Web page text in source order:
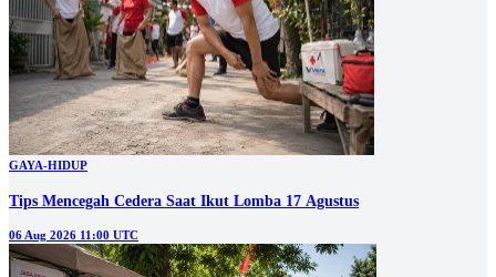
GAYA-HIDUP
Tips Mencegah Cedera Saat Ikut Lomba 17 Agustus
06 Aug 2026 11:00 UTC